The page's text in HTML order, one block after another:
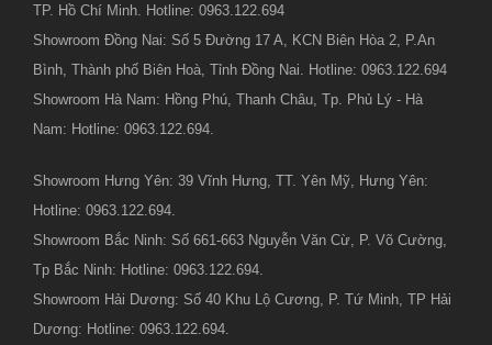
TP. Hồ Chí Minh. Hotline: 0963.122.694
Showroom Đồng Nai: Số 5 Đường 17 A, KCN Biên Hòa 2, P.An
Bình, Thành phố Biên Hoà, Tỉnh Đồng Nai. Hotline: 0963.122.694
Showroom Hà Nam: Hồng Phú, Thanh Châu, Tp. Phủ Lý - Hà
Nam: Hotline: 0963.122.694.
Showroom Hưng Yên: 39 Vĩnh Hưng, TT. Yên Mỹ, Hưng Yên:
Hotline: 0963.122.694.
Showroom Bắc Ninh: Số 661-663 Nguyễn Văn Cừ, P. Võ Cường,
Tp Bắc Ninh: Hotline: 0963.122.694.
Showroom Hải Dương: Số 40 Khu Lộ Cương, P. Tứ Minh, TP Hải
Dương: Hotline: 0963.122.694.